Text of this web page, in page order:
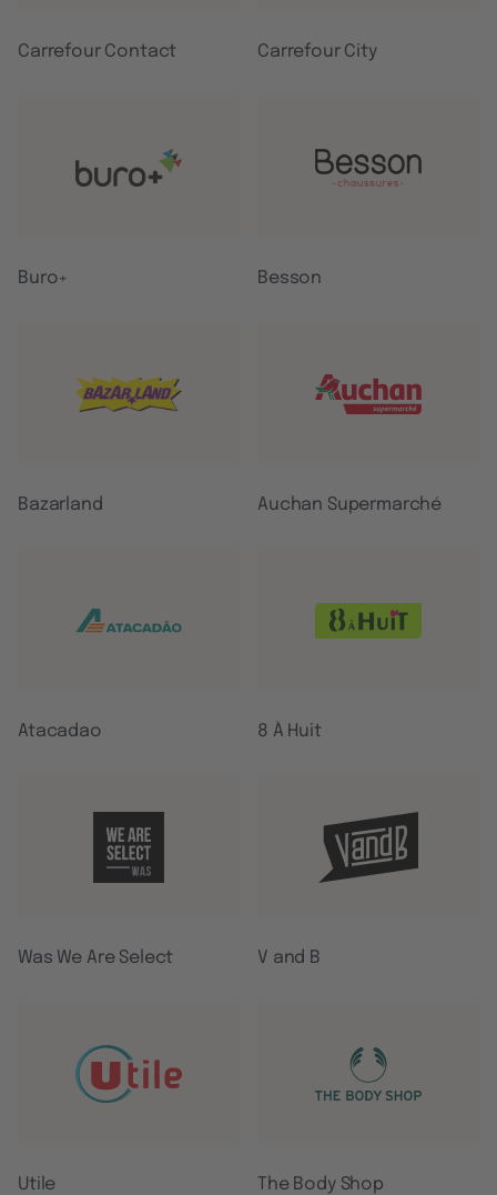
Carrefour Contact Carrefour City
Buro+ Besson
Bazarland Auchan Supermarché
Atacadao 8 À Huit
Was We Are Select V and B
Utile The Body Shop